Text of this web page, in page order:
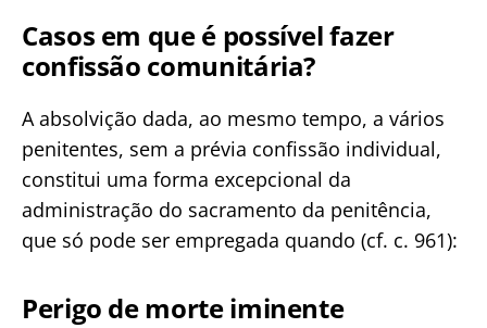
Casos em que é possível fazer
confissão comunitária?
A absolvição dada, ao mesmo tempo, a vários
penitentes, sem a prévia confissão individual,
constitui uma forma excepcional da
administração do sacramento da penitência,
que só pode ser empregada quando (cf. c. 961):
Perigo de morte iminente